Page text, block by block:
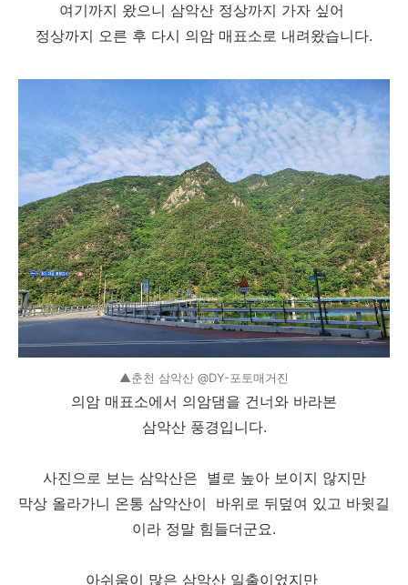
여기까지 왔으니 삼악산 정상까지 가자 싶어
정상까지 오른 후 다시 의암 매표소로 내려왔습니다.
▲춘천 삼악산 @DY-포토매거진
의암 매표소에서 의암댐을 건너와 바라본
삼악산 풍경입니다.
사진으로 보는 삼악산은 별로 높아 보이지 않지만
막상 올라가니 온통 삼악산이 바위로 뒤덮여 있고 바윗길
이라 정말 힘들더군요.
아쉬움이 많은 삼악산 일출이었지만